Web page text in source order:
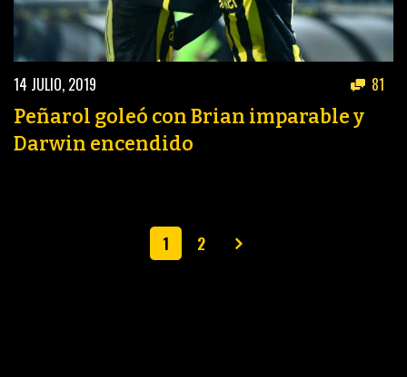
14 JULIO, 2019 81
Peñarol goleó con Brian imparable y
Darwin encendido
1 2